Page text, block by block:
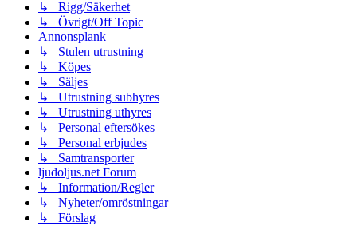
↳ Rigg/Säkerhet
↳ Övrigt/Off Topic
Annonsplank
↳ Stulen utrustning
↳ Köpes
↳ Säljes
↳ Utrustning subhyres
↳ Utrustning uthyres
↳ Personal eftersökes
↳ Personal erbjudes
↳ Samtransporter
ljudoljus.net Forum
↳ Information/Regler
↳ Nyheter/omröstningar
↳ Förslag